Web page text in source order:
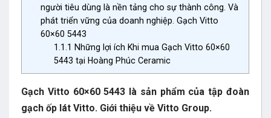
người tiêu dùng là nền tảng cho sự thành công. Và
phát triển vững của doanh nghiệp. Gạch Vitto
60×60 5443
1.1.1 Những lợi ích Khi mua Gạch Vitto 60×60
5443 tại Hoàng Phúc Ceramic
Gạch Vitto 60×60 5443 là sản phẩm của tập đoàn
gạch ốp lát Vitto. Giới thiệu về Vitto Group.